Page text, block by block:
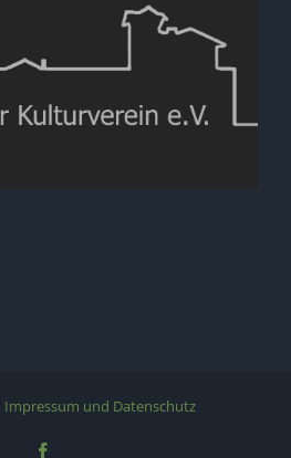
Impressum und Datenschutz